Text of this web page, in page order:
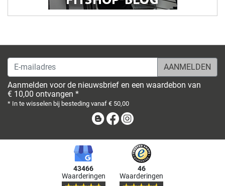
E-mailadres
Aanmelden voor de nieuwsbrief en een waardebon van
€ 10,00 ontvangen *
* In te wisselen bij besteding vanaf € 50,00
BlogFacebook
43466
Waarderingen
46
Waarderingen